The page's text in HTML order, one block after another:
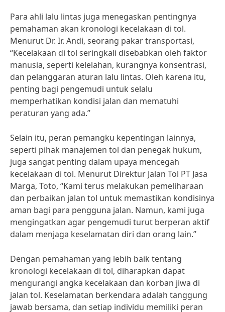
Para ahli lalu lintas juga menegaskan pentingnya
pemahaman akan kronologi kecelakaan di tol.
Menurut Dr. Ir. Andi, seorang pakar transportasi,
“Kecelakaan di tol seringkali disebabkan oleh faktor
manusia, seperti kelelahan, kurangnya konsentrasi,
dan pelanggaran aturan lalu lintas. Oleh karena itu,
penting bagi pengemudi untuk selalu
memperhatikan kondisi jalan dan mematuhi
peraturan yang ada.”
Selain itu, peran pemangku kepentingan lainnya,
seperti pihak manajemen tol dan penegak hukum,
juga sangat penting dalam upaya mencegah
kecelakaan di tol. Menurut Direktur Jalan Tol PT Jasa
Marga, Toto, “Kami terus melakukan pemeliharaan
dan perbaikan jalan tol untuk memastikan kondisinya
aman bagi para pengguna jalan. Namun, kami juga
mengingatkan agar pengemudi turut berperan aktif
dalam menjaga keselamatan diri dan orang lain.”
Dengan pemahaman yang lebih baik tentang
kronologi kecelakaan di tol, diharapkan dapat
mengurangi angka kecelakaan dan korban jiwa di
jalan tol. Keselamatan berkendara adalah tanggung
jawab bersama, dan setiap individu memiliki peran